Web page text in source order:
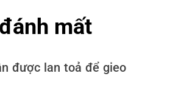
mất
được lan toả để gieo